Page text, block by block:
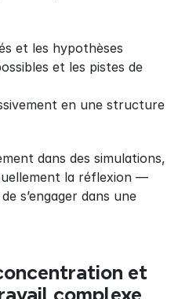
et les hypothèses
et les pistes de
en une structure
dans des simulations,
la réflexion —
s’engager dans une
et
complexe